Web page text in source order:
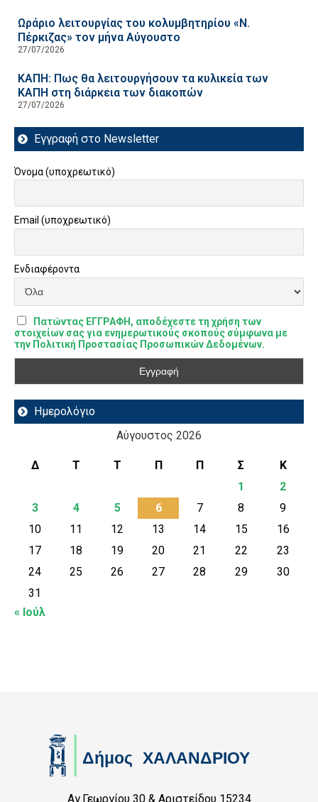
Ωράριο λειτουργίας του κολυμβητηρίου «Ν.
Πέρκιζας» τον μήνα Αύγουστο
27/07/2026
ΚΑΠΗ: Πως θα λειτουργήσουν τα κυλικεία των
ΚΑΠΗ στη διάρκεια των διακοπών
27/07/2026
Εγγραφή στο Newsletter
Όνομα (υποχρεωτικό)
Email (υποχρεωτικό)
Ενδιαφέροντα
Πατώντας ΕΓΓΡΑΦΗ, αποδέχεστε τη χρήση των
στοιχείων σας για ενημερωτικούς σκοπούς σύμφωνα με
την Πολιτική Προστασίας Προσωπικών Δεδομένων.
Ημερολόγιο
Αύγουστος 2026
Δ Τ Τ Π Π Σ
Κ
1
2
3
4 5 6 7 8
9
10
11 12 13 14 15
16
17
18 19 20 21 22
23
24
25 26 27 28 29
30
31
« Ιούλ
Αγ.Γεωργίου 30 & Αριστείδου 15234